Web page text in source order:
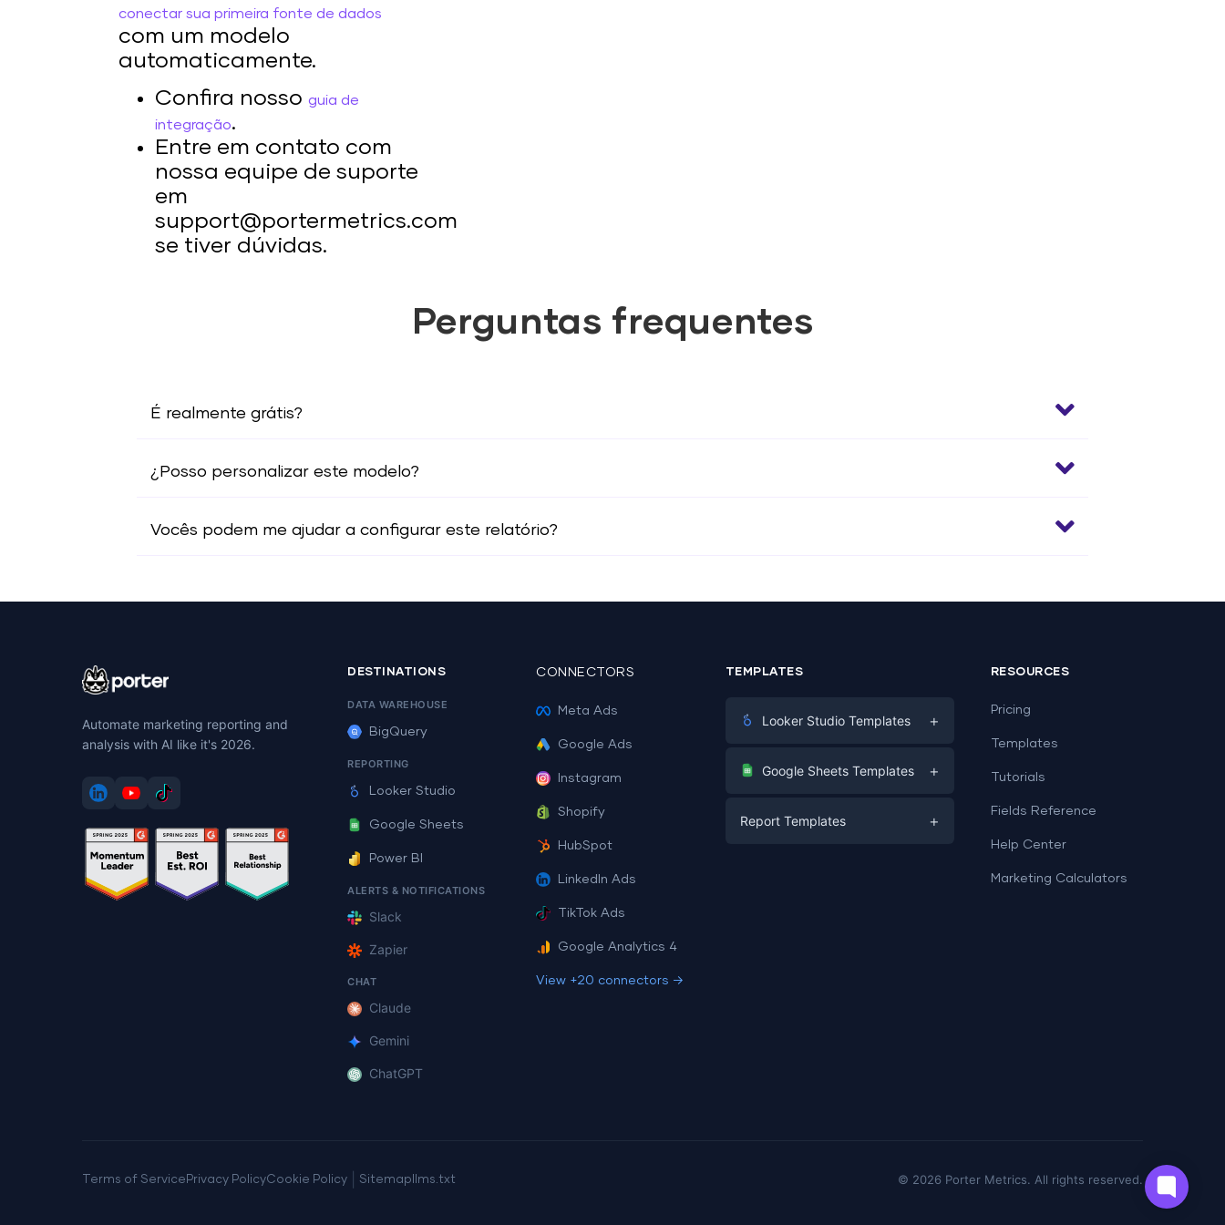
conectar sua primeira fonte de dados
com um modelo
automaticamente.
Confira nosso guia de
integração.
Entre em contato com
nossa equipe de suporte
em
support@portermetrics.com
se tiver dúvidas.
Perguntas frequentes
É realmente grátis?
¿Posso personalizar este modelo?
Vocês podem me ajudar a configurar este relatório?
Automate marketing reporting and
analysis with AI like it's 2026.
DESTINATIONS
DATA WAREHOUSE
BigQuery
REPORTING
Looker Studio
Google Sheets
Power BI
ALERTS & NOTIFICATIONS
Slack
Zapier
CHAT
Claude
Gemini
ChatGPT
CONNECTORS
Meta Ads
Google Ads
Instagram
Shopify
HubSpot
LinkedIn Ads
TikTok Ads
Google Analytics 4
View +20 connectors →
TEMPLATES
Looker Studio Templates +
Digital Marketing
PPC
Google Sheets Templates +
Report Templates +
RESOURCES
Pricing
Templates
Tutorials
Fields Reference
Help Center
Marketing Calculators
Terms of Service Privacy PolicyCookie Policy Sitemap llms.txt © 2026 Porter Metrics. All rights reserved.